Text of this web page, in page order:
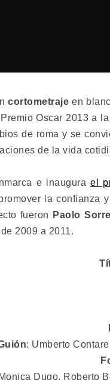
cortometraje en
Oscar 2013 a
de roma y se
de la vida
e inaugurael
la confianza
fueron
Paolo
2009 a 2011.
: Umberto
Dugo, Roberto